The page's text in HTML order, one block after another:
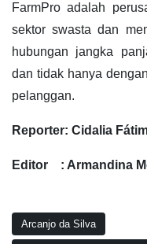
FarmPro adalah
sektor swasta dan
hubungan jangka
dan tidak hanya
pelanggan.
Reporter: Cidalia
Editor : Armandina
Arcanjo da Silva